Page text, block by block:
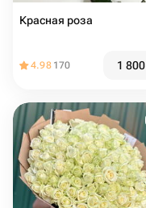
Красная роза
4.98 170 1 800